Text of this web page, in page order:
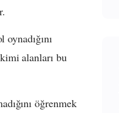
alanları bu
öğrenmek